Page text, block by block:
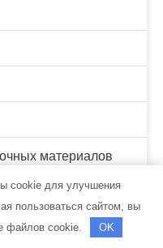
материалов
материалов
cookie для улучшения
пользоваться сайтом, вы
файлов cookie.
OK